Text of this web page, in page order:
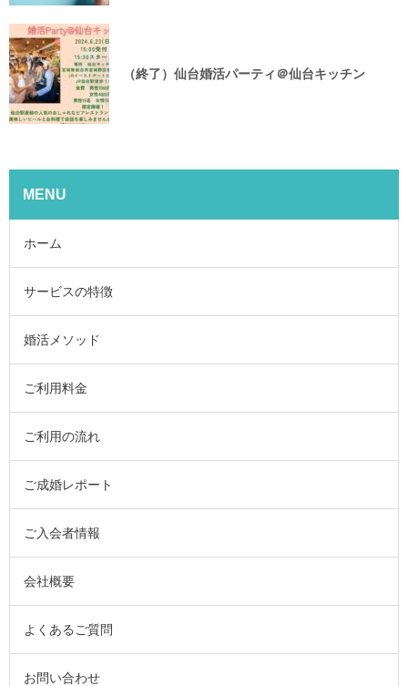
（終了）仙台婚活パーティ＠仙台キッチン
MENU
ホーム
サービスの特徴
婚活メソッド
ご利用料金
ご利用の流れ
ご成婚レポート
ご入会者情報
会社概要
よくあるご質問
お問い合わせ